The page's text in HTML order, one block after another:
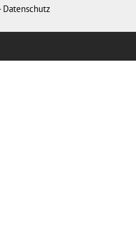
Datenschutz